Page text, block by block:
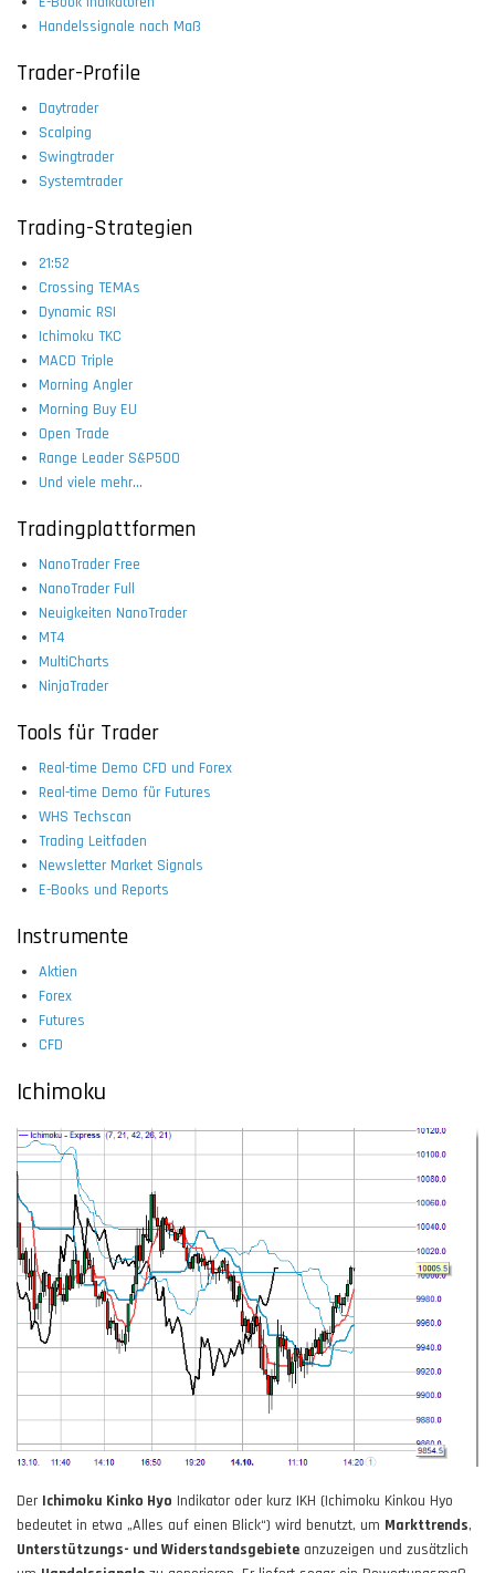
Handelssignale nach Maß
Trader-Profile
Daytrader
Scalping
Swingtrader
Systemtrader
Trading-Strategien
21:52
Crossing TEMAs
Dynamic RSI
Ichimoku TKC
MACD Triple
Morning Angler
Morning Buy EU
Open Trade
Range Leader S&P500
Und viele mehr...
Tradingplattformen
NanoTrader Free
NanoTrader Full
Neuigkeiten NanoTrader
MT4
MultiCharts
NinjaTrader
Tools für Trader
Real-time Demo CFD und Forex
Real-time Demo für Futures
WHS Techscan
Trading Leitfaden
Newsletter Market Signals
E-Books und Reports
Instrumente
Aktien
Forex
Futures
CFD
Ichimoku
Der Ichimoku Kinko Hyo Indikator oder kurz IKH (Ichimoku Kinkou Hyo
bedeutet in etwa „Alles auf einen Blick“) wird benutzt, um Markttrends,
Unterstützungs- und Widerstandsgebiete anzuzeigen und zusätzlich